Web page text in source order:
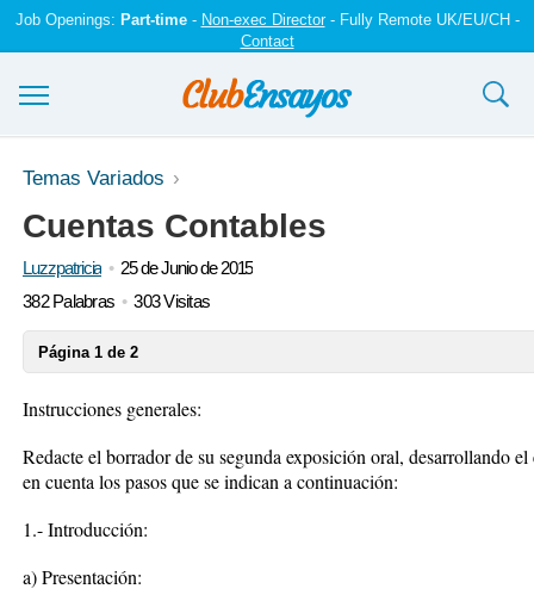
Job Openings: Part-time- Non-exec Director- Fully Remote UK/EU/CH -
Contact
Ensayos y trabajos
Registrarse
Iniciar sesión
Temas Variados
Cuentas Contables
Luzzpatricia
25 de Junio de 2015
382 Palabras
303 Visitas
Página 1 de 2
Instrucciones generales:
Redacte el borrador de su segunda exposición oral, desarrollando
en cuenta los pasos que se indican a continuación:
1.- Introducción:
a) Presentación: